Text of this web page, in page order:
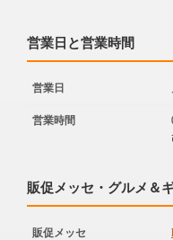
営業日と営業時間
営業日
営業時間
販促メッセ・グルメ＆
販促メッセ